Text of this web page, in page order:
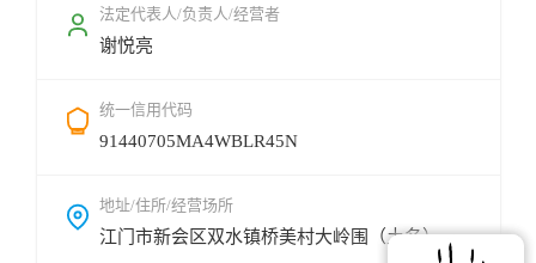
申请指南
地标地图
用户登录
法定代表人/负责人/经营者
谢悦亮
统一信用代码
91440705MA4WBLR45N
地址/住所/经营场所
江门市新会区双水镇桥美村大岭围（土名）